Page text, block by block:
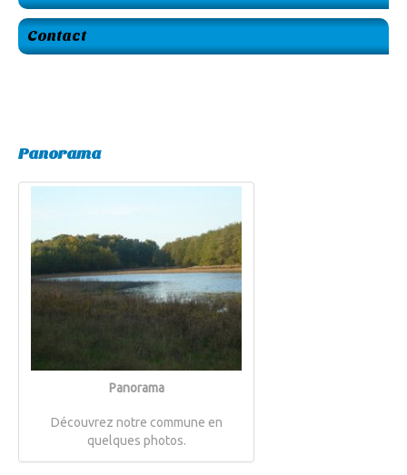
Contact
Panorama
Panorama
Découvrez notre commune en
quelques photos.